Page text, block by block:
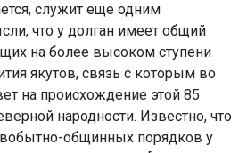
служит еще одним
что у долган имеет общий
на более высоком ступени
якутов, связь с которым во
на происхождение этой 85
народности. Известно, что
общинных порядков у